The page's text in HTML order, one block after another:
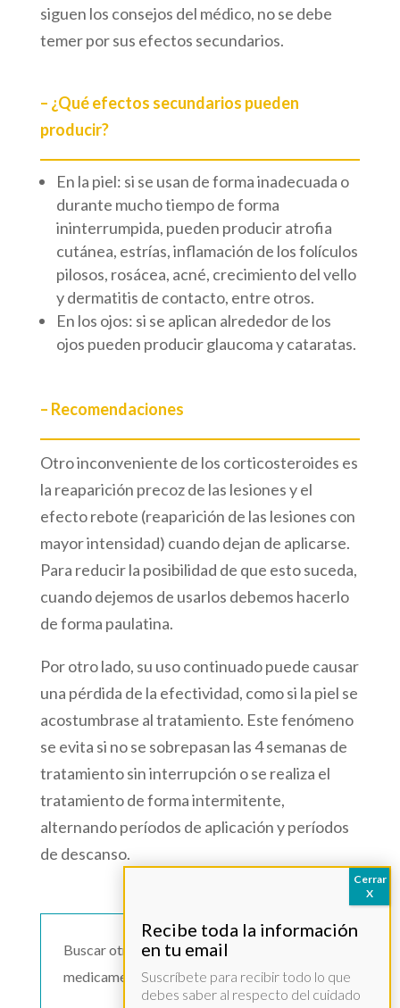
siguen los consejos del médico, no se debe
temer por sus efectos secundarios.
– ¿Qué efectos secundarios pueden
producir?
En la piel: si se usan de forma inadecuada o
durante mucho tiempo de forma
ininterrumpida, pueden producir atrofia
cutánea, estrías, inflamación de los folículos
pilosos, rosácea, acné, crecimiento del vello
y dermatitis de contacto, entre otros.
En los ojos: si se aplican alrededor de los
ojos pueden producir glaucoma y cataratas.
– Recomendaciones
Otro inconveniente de los corticosteroides es
la reaparición precoz de las lesiones y el
efecto rebote (reaparición de las lesiones con
mayor intensidad) cuando dejan de aplicarse.
Para reducir la posibilidad de que esto suceda,
cuando dejemos de usarlos debemos hacerlo
de forma paulatina.
Por otro lado, su uso continuado puede causar
una pérdida de la efectividad, como si la piel se
acostumbrase al tratamiento. Este fenómeno
se evita si no se sobrepasan las 4 semanas de
tratamiento sin interrupción o se realiza el
tratamiento de forma intermitente,
alternando períodos de aplicación y períodos
de descanso.
Buscar otro
medicamento >>Suscríbete para recibir todo lo que
debes saber al respecto del cuidado